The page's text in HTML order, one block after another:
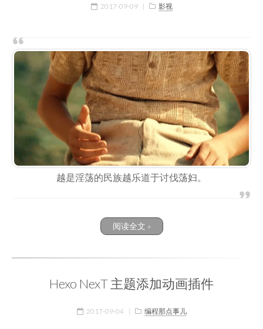
2017-09-09 | 影视
越是淫荡的民族越乐道于讨伐荡妇。
阅读全文 »
Hexo NexT 主题添加动画插件
2017-09-04 | 编程那点事儿